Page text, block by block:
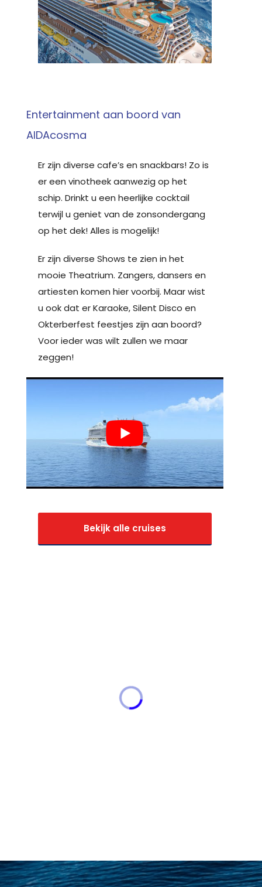
Entertainment aan boord van
AIDAcosma
Er zijn diverse cafe’s en snackbars! Zo is
er een vinotheek aanwezig op het
schip. Drinkt u een heerlijke cocktail
terwijl u geniet van de zonsondergang
op het dek! Alles is mogelijk!
Er zijn diverse Shows te zien in het
mooie Theatrium. Zangers, dansers en
artiesten komen hier voorbij. Maar wist
u ook dat er Karaoke, Silent Disco en
Okterberfest feestjes zijn aan boord?
Voor ieder was wilt zullen we maar
zeggen!
Bekijk alle cruises